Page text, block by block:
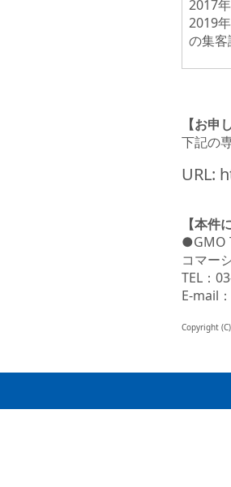
2017
2019
の集客
【お申
下記の
URL:
【本件
●GMO
コマー
TEL：
E-mail
Copyright